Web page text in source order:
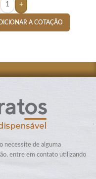
+
A COTAÇÃO
necessite de alguma
entre em contato utilizando